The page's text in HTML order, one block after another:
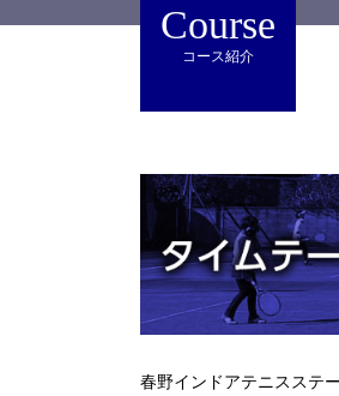
Course
コース紹介
春野インドアテニスステ